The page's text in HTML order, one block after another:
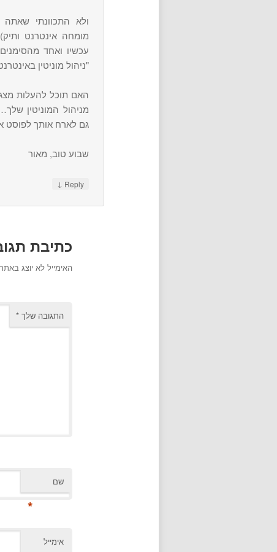
ולא התכוונתי
מומחה אינטרנט
עכשיו ואחד
"ניהול מוניטין
האם תוכל להעלות
מניהול המוניטין
גם לארח אותך לפוסט
שבוע טוב, מאור
Reply
↓
כתיבת
האימייל לא יוצג
התגובה שלך *
שם
*
אימייל